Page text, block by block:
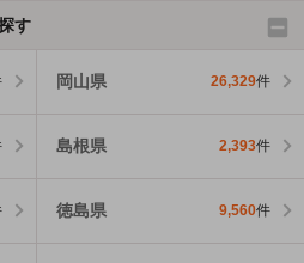
す
岡山県 26,329件
島根県 2,393件
徳島県 9,560件